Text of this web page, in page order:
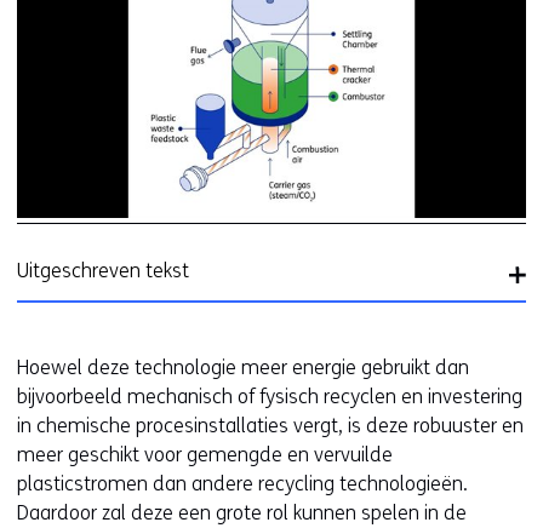
Uitgeschreven tekst
Hoewel deze technologie meer energie gebruikt dan
bijvoorbeeld mechanisch of fysisch recyclen en investering
in chemische procesinstallaties vergt, is deze robuuster en
meer geschikt voor gemengde en vervuilde
plasticstromen dan andere recycling technologieën.
Daardoor zal deze een grote rol kunnen spelen in de